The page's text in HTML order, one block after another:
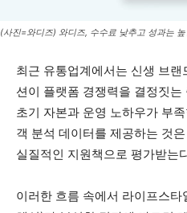
(사진=와디즈) 와디즈, 수수료 낮추고 성과는
최근 유통업계에서는 신생 브
션이 플랫폼 경쟁력을 결정짓
초기 자본과 운영 노하우가 부
객 분석 데이터를 제공하는 것
실질적인 지원책으로 평가받는
이러한 흐름 속에서 라이프스